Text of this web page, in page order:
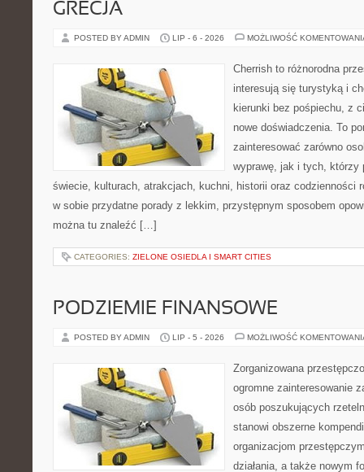
GRECJA
POSTED BY ADMIN LIP - 6 - 2026 MOŻLIWOŚĆ
Cherrish to różnorodna
interesują się turystyką i
kierunki bez pośpiechu, z
nowe doświadczenia. To
zainteresować zarówno
wyprawę, jak i tych, którzy
świecie, kulturach, atrakcjach, kuchni, historii oraz codzienności
w sobie przydatne porady z lekkim, przystępnym sposobem
można tu znaleźć […]
CATEGORIES: ZIELONE OSIEDLA I SMART CITIES
PODZIEMIE FINANSOWE
POSTED BY ADMIN LIP - 5 - 2026 MOŻLIWOŚĆ
Zorganizowana
ogromne zainteresowanie
osób poszukujących
stanowi obszerne
organizacjom
działania, a także nowym